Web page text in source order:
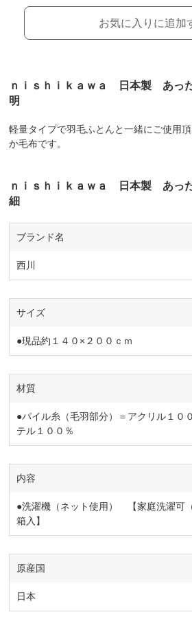
お気に入りに追加
ｎｉｓｈｉｋａｗａ 日本製 あっ
明
軽量タイプで羽毛ふとんと一緒にご使用
か毛布です。
ｎｉｓｈｉｋａｗａ 日本製 あっ
細
ブランド名
西川
サイズ
●現品約１４０×２００ｃｍ
材質
●パイル糸（毛羽部分）＝アクリル１０
テル１００％
内容
●洗濯機（ネット使用） 【家庭洗濯可
箱入】
原産国
日本